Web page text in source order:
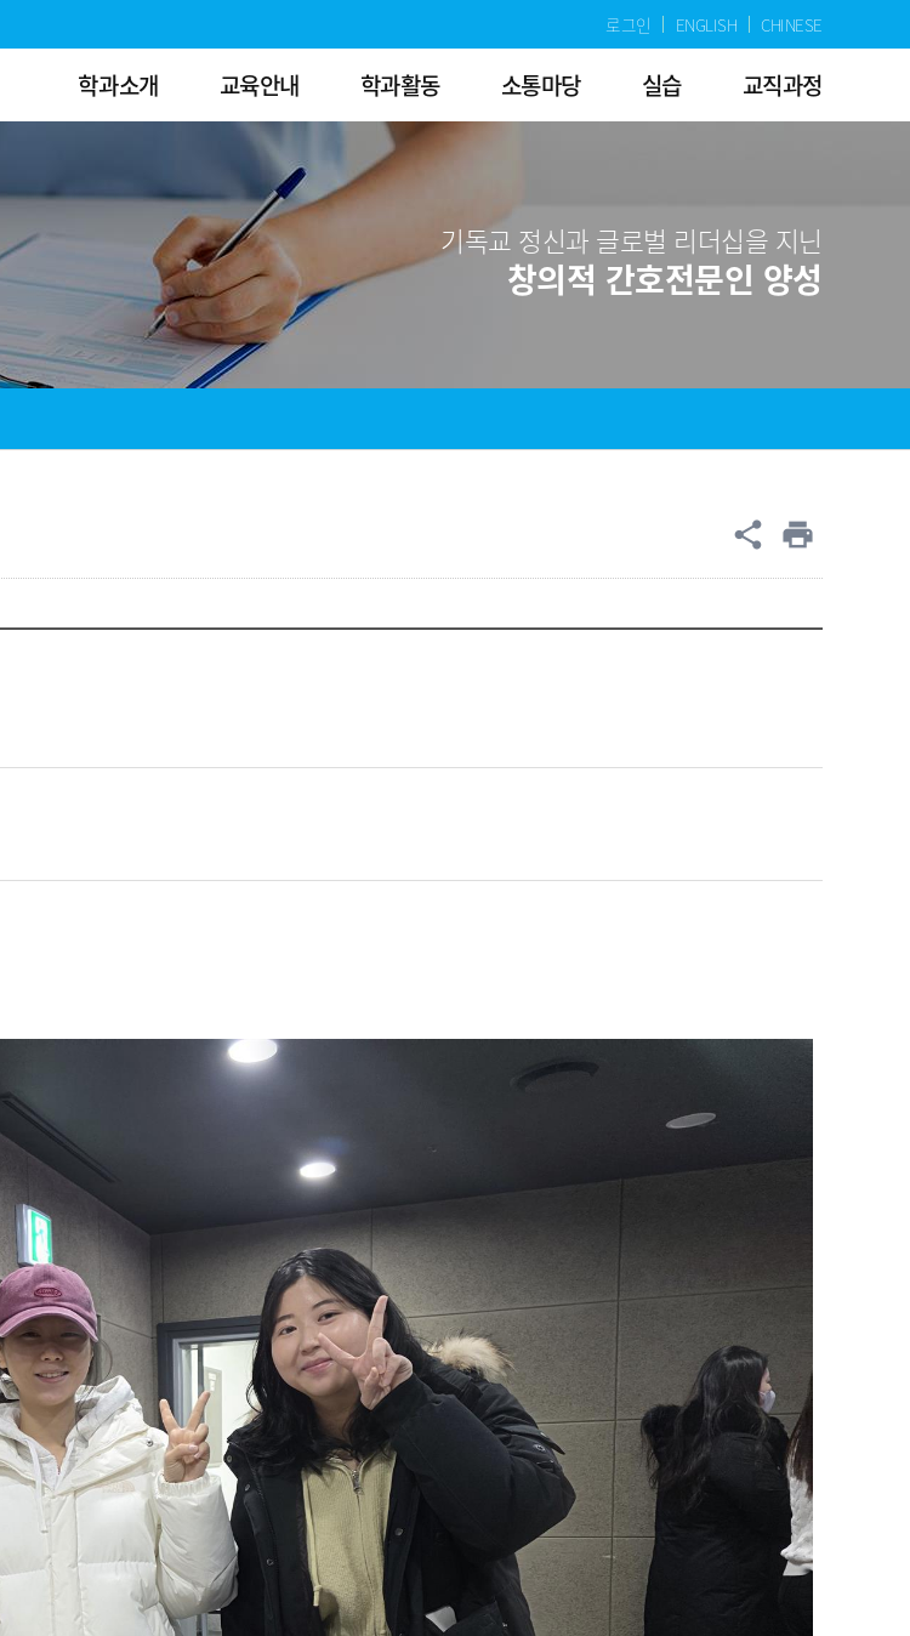
로그인 ENGLISH CHINESE
학과소개 교육안내 학과활동 소통마당 실습 교직과정
기독교 정신과 글로벌 리더십을 지닌
창의적 간호전문인 양성
공유
share print